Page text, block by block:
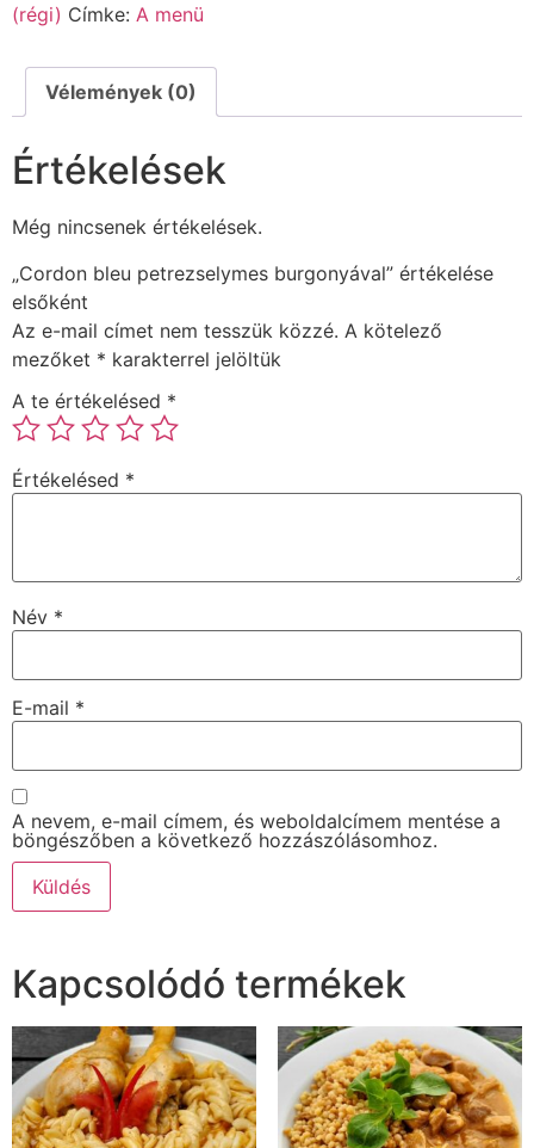
(régi) Címke: A menü
Vélemények (0)
Értékelések
Még nincsenek értékelések.
„Cordon bleu petrezselymes burgonyával” értékelése
elsőként
Az e-mail címet nem tesszük közzé. A kötelező
mezőket * karakterrel jelöltük
A te értékelésed *
Értékelésed *
Név *
E-mail *
A nevem, e-mail címem, és weboldalcímem mentése a
böngészőben a következő hozzászólásomhoz.
Kapcsolódó termékek